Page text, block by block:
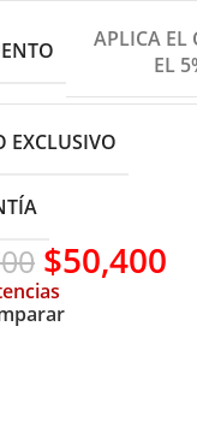
APLICA EL
EL
EXCLUSIVO
$50,400